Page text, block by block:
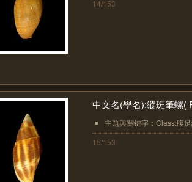
14/153
中文名(學名):縱斑筆螺(
主題與關鍵字：Class:腹
15/153